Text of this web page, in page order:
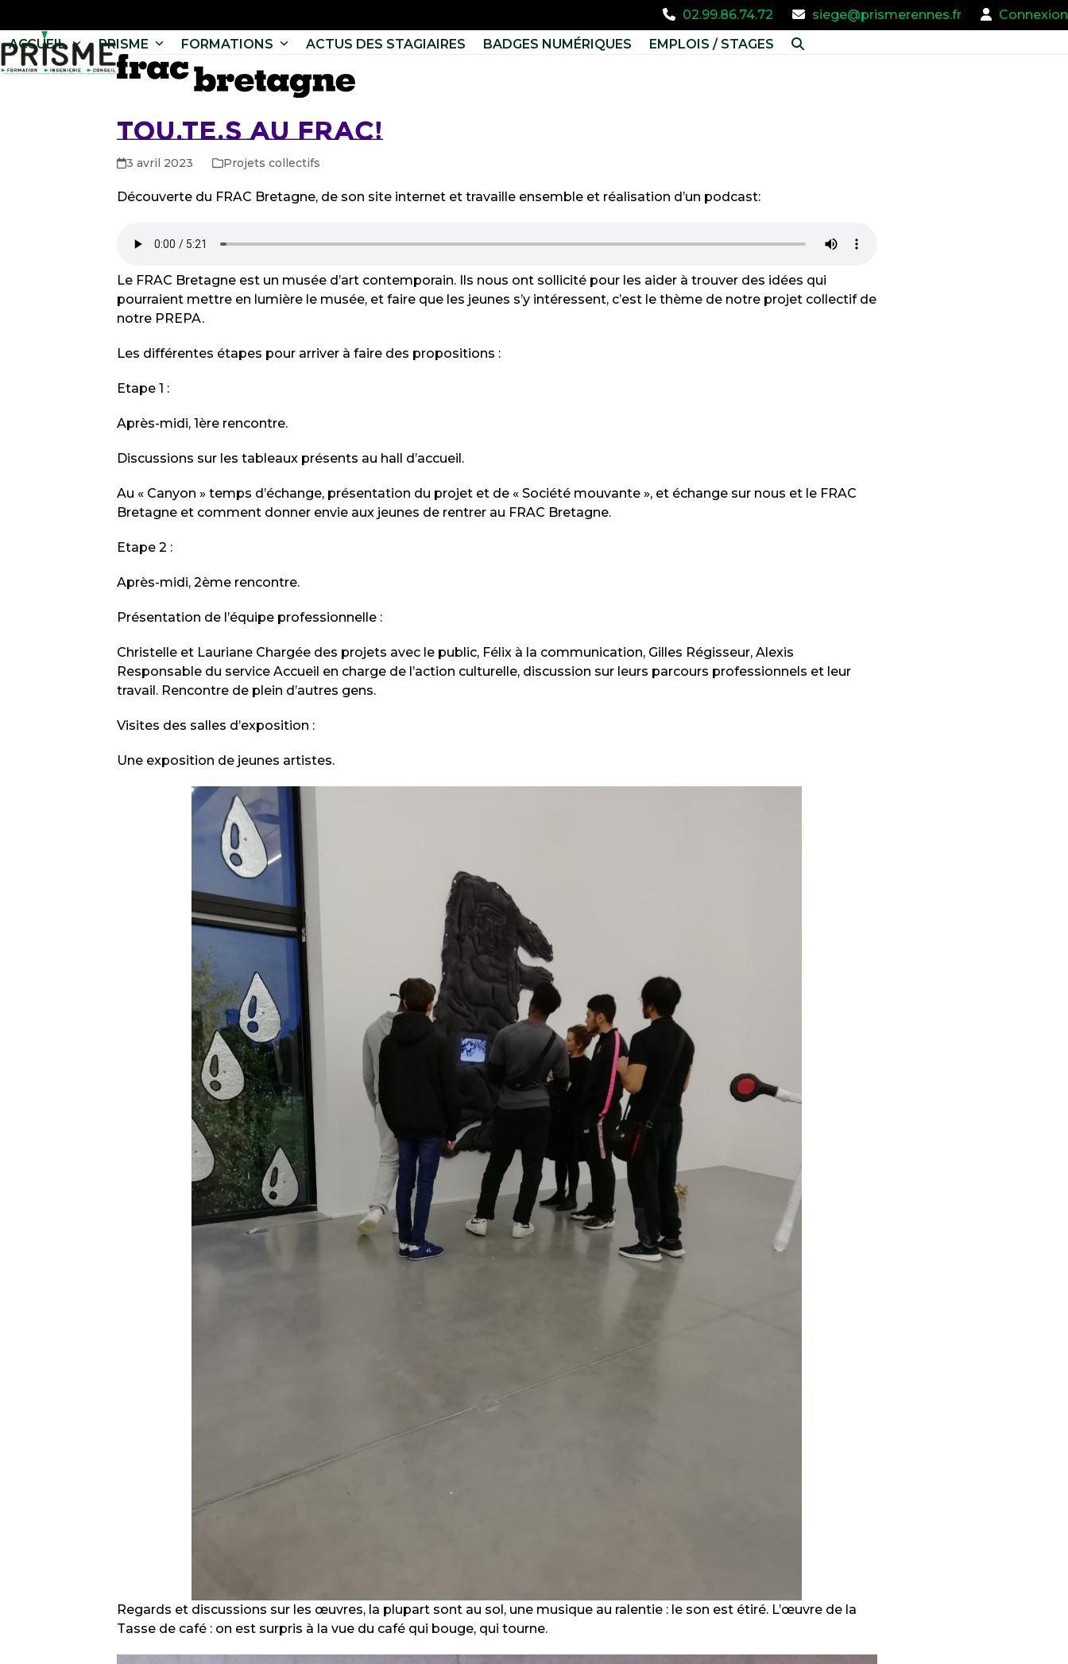
02.99.86.74.72 siege@prismerennes.fr
Connexion
ACCUEIL
PRISME FORMATIONS ACTUS DES STAGIAIRES BADGES NUMÉRIQUES EMPLOIS / STAGES
TOU.TE.S AU FRAC!
3 avril 2023 Projets collectifs
Découverte du FRAC Bretagne, de son site internet et travaille ensemble et réalisation d’un podcast:
Le FRAC Bretagne est un musée d’art contemporain. Ils nous ont sollicité pour les aider à trouver des idées qui
pourraient mettre en lumière le musée, et faire que les jeunes s’y intéressent, c’est le thème de notre projet collectif de
notre PREPA.
Les différentes étapes pour arriver à faire des propositions :
Etape 1 :
Après-midi, 1 ère rencontre.
Discussions sur les tableaux présents au hall d’accueil.
Au « Canyon » temps d’échange, présentation du projet et de « Société mouvante », et échange sur nous et le FRAC
Bretagne et comment donner envie aux jeunes de rentrer au FRAC Bretagne.
Etape 2 :
Après-midi, 2èmerencontre.
Présentation de l’équipe professionnelle :
Christelle et Lauriane Chargée des projets avec le public, Félix à la communication, Gilles Régisseur, Alexis
Responsable du service Accueil en charge de l’action culturelle, discussion sur leurs parcours professionnels et leur
travail. Rencontre de plein d’autres gens.
Visites des salles d’exposition :
Une exposition de jeunes artistes.
Regards et discussions sur les œuvres, la plupart sont au sol, une musique au ralentie : le son est étiré. L’œuvre de la
Tasse de café : on est surpris à la vue du café qui bouge, qui tourne.